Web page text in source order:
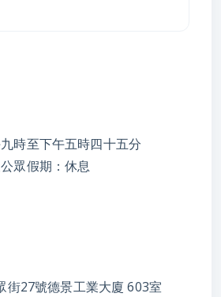
時至下午五時四十五分
眾假期：休息
街27號德景工業大廈 603室